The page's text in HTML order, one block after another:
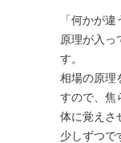
「何かが
原理が入っ
す。
相場の原理
すので、焦
体に覚えさ
少しずつで